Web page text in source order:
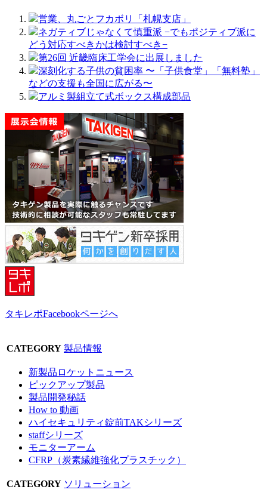
営業、丸ごとフカボリ「札幌支店」
ネガティブじゃなくて慎重派 −でもポジティブ派に
どう対応すべきかは検討すべき−
第26回 近畿臨床工学会に出展しました
深刻化する子供の貧困率 〜「子供食堂」「無料塾」
などの支援も全国に広がる〜
アルミ製組⽴て式ボックス構成部品
タキレポFacebookページへ
CATEGORY 製品情報
新製品ロケットニュース
ピックアップ製品
製品開発秘話
How to 動画
ハイセキュリティ錠前TAKシリーズ
staffシリーズ
モニターアーム
CFRP（炭素繊維強化プラスチック）
CATEGORY ソリューション